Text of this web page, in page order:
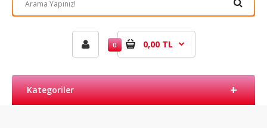
0 0,00 TL
Kategoriler